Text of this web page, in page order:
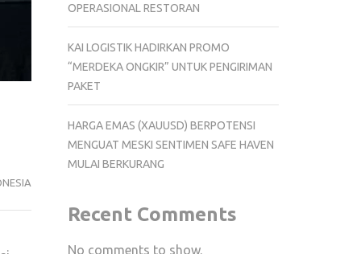
OPERASIONAL RESTORAN
KAI LOGISTIK HADIRKAN PROMO
“MERDEKA ONGKIR” UNTUK PENGIRIMAN
PAKET
HARGA EMAS (XAUUSD) BERPOTENSI
MENGUAT MESKI SENTIMEN SAFE HAVEN
MULAI BERKURANG
Recent Comments
No comments to show.